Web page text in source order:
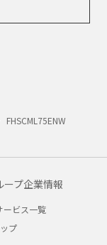
FHSCML75ENW
ープ企業情報
ービス一覧
プ